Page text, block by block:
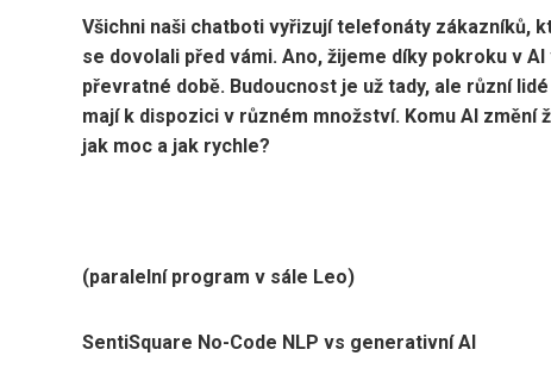
Všichni naši chatboti vyřizují telefonáty zákazníků,
se dovolali před vámi. Ano, žijeme díky pokroku v AI
převratné době. Budoucnost je už tady, ale různí
mají k dispozici v různém množství. Komu AI změní
jak moc a jak rychle?
(paralelní program v sále Leo)
SentiSquare No-Code NLP vs generativní AI